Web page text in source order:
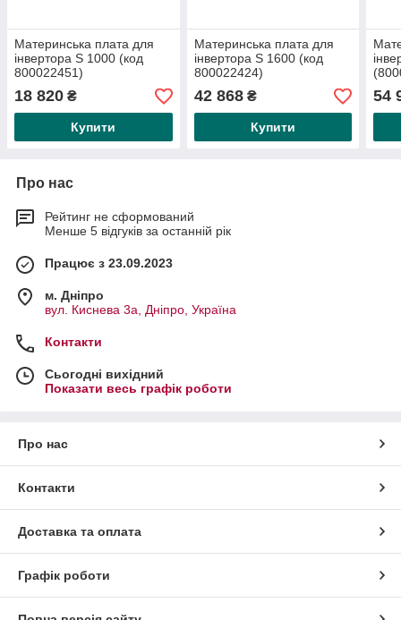
Материнська плата для
інвертора S 1000 (код
800022451)
18 820 ₴
Купити
Материнська плата для
інвертора S 1600 (код
800022424)
42 868₴
Купити
54
Про нас
Рейтинг не сформований
Менше 5 відгуків за останній рік
Працює з 23.09.2023
м. Дніпро
вул. Киснева 3а, Дніпро, Україна
Контакти
Сьогодні вихідний
Показати весь графік роботи
Про нас
Контакти
Доставка та оплата
Графік роботи